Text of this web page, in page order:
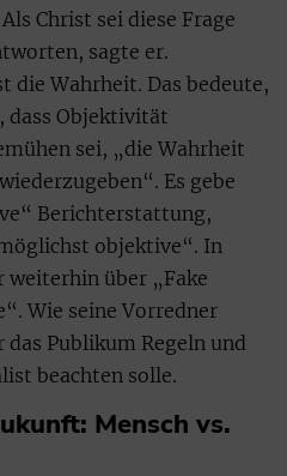
Christ sei diese Frage
sagte er.
die Wahrheit. Das bedeute,
dass Objektivität
sei, „die Wahrheit
Es gebe
Berichterstattung,
objektive“. In
weiterhin über „Fake
Wie seine Vorredner
Publikum Regeln und
beachten solle.
Mensch vs.